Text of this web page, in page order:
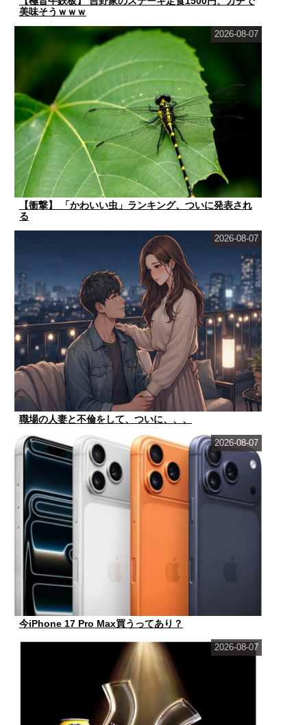
美味そうｗｗｗ
【衝撃】 「かわいい虫」ランキング、ついに発表され
る
2026-08-07
職場の人妻と不倫をして、ついに、、、
2026-08-07
今iPhone 17 Pro Max買うってあり？
2026-08-07
2026-08-07